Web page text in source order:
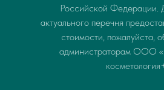
Российской Федерации.
актуального перечня
стоимости, пожалуйста,
администраторам ООО